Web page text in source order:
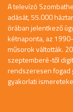
A televízó
adását, 55.000
órában jelentkező
kétnaponta, az
műsorok váltották.
szeptemberé-től
rendszeresen fogad
gyakorlati